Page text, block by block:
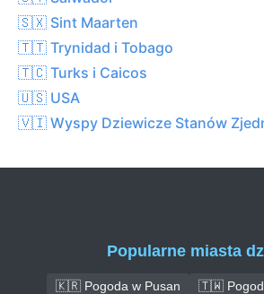
🇸🇽 Sint Maarten
🇹🇹 Trynidad i Tobago
🇹🇨 Turks i Caicos
🇺🇸 USA
🇻🇮 Wyspy Dziewicze Stanów
Popularne miasta
🇰🇷 Pogoda w Pusan
🇹🇼